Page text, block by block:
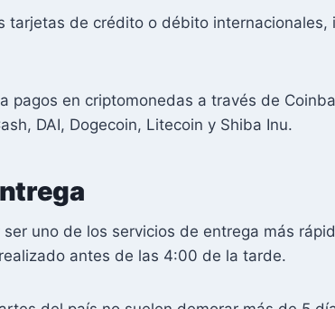
tarjetas de crédito o débito internacionales,
pagos en criptomonedas a través de
DAI, Dogecoin, Litecoin y Shiba Inu.
uno de los servicios de entrega más
antes de las 4:00 de la tarde.